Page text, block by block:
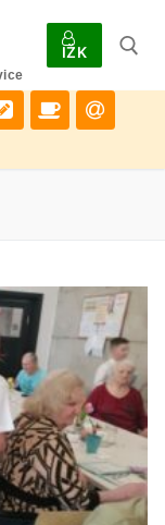
IŽK